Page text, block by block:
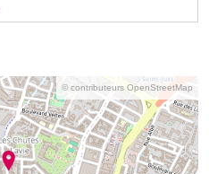
© contributeurs OpenStreetMap